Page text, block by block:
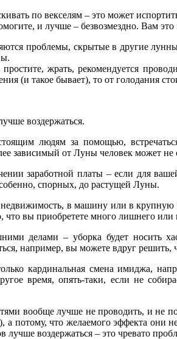
по векселям – это может
и лучше – безвозмездно. Вам это
проблемы, скрытые в другие
жрать, рекомендуется
(и такое бывает), то от голодания
воздержаться.
людям за помощью,
зависимый от Луны человек может не
заработной платы – если для
спорных, до растущей Луны.
в машину или в крупную
вы приобретете много лишнего или
делами – уборка будет носить
например, вы можете вдруг
кардинальная смена имиджа,
время, опять-таки, если не
вообще лучше не проводить, и не
а потому, что желаемого эффекта
воздержаться – это чревато